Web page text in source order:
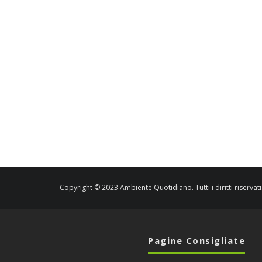
Copyright © 2023 Ambiente Quotidiano. Tutti i diritti riservati.
Pagine Consigliate